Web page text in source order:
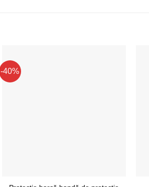
-40%